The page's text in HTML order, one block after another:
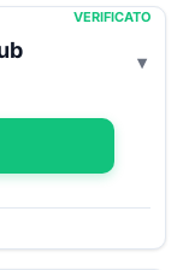
VERIFICATO